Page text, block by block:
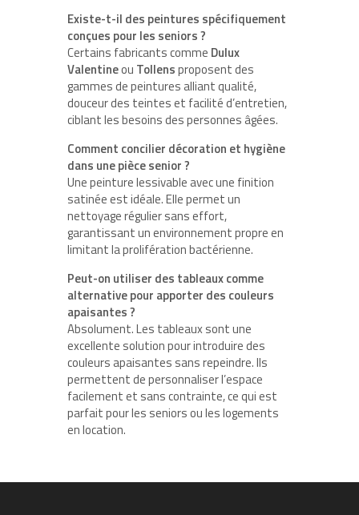
Existe-t-il des peintures spécifiquement
conçues pour les seniors ?
Certains fabricants comme Dulux
Valentineou Tollensproposent des
gammes de peintures alliant qualité,
douceur des teintes et facilité d’entretien,
ciblant les besoins des personnes âgées.
Comment concilier décoration et hygiène
dans une pièce senior ?
Une peinture lessivable avec une finition
satinée est idéale. Elle permet un
nettoyage régulier sans effort,
garantissant un environnement propre en
limitant la prolifération bactérienne.
Peut-on utiliser des tableaux comme
alternative pour apporter des couleurs
apaisantes ?
Absolument. Les tableaux sont une
excellente solution pour introduire des
couleurs apaisantes sans repeindre. Ils
permettent de personnaliser l’espace
facilement et sans contrainte, ce qui est
parfait pour les seniors ou les logements
en location.